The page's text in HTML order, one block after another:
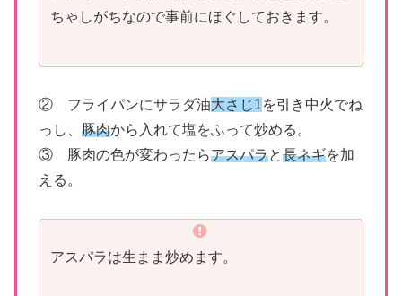
ちゃしがちなので事前にほぐしておきます。
② フライパンにサラダ油大さじ1を引き中火でね
っし、 豚肉から入れて塩をふって炒める。
③ 豚肉の色が変わったらアスパラと長ネギを加
える。
アスパラは生まま炒めます。